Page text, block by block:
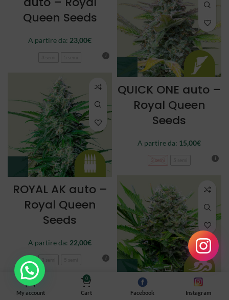
Queen Seeds
A partire da: 23,00€
QUICK ONE auto –
Royal Queen
Seeds
A partire da: 15,00€
3 semi
ROYAL AK auto –
Royal Queen
Seeds
A partire da: 22,00€
3 semi
ROYAL BLUEMATIC
My account
0
Cart Facebook Instagram